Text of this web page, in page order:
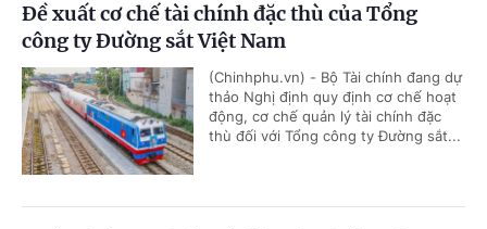
Đề xuất cơ chế tài chính đặc thù của Tổng
công ty Đường sắt Việt Nam
(Chinhphu.vn) - Bộ Tài chính đang dự
thảo Nghị định quy định cơ chế hoạt
động, cơ chế quản lý tài chính đặc
thù đối với Tổng công ty Đường sắt...